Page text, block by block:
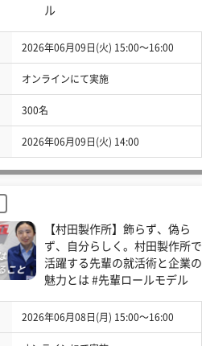
ル
2026年06月09日(火) 15:00〜16:00
オンラインにて実施
300名
2026年06月09日(火) 14:00
【村田製作所】飾らず、偽ら
ず、自分らしく。村田製作所で
活躍する先輩の就活術と企業の
魅力とは #先輩ロールモデル
2026年06月08日(月) 15:00〜16:00